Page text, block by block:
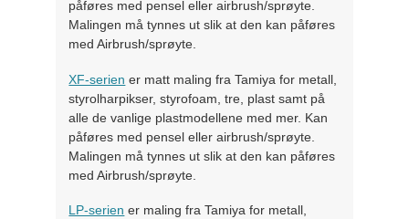
påføres med pensel eller airbrush/sprøyte.
Malingen må tynnes ut slik at den kan påføres
med Airbrush/sprøyte.
XF-serien er matt maling fra Tamiya for metall,
styrolharpikser, styrofoam, tre, plast samt på
alle de vanlige plastmodellene med mer. Kan
påføres med pensel eller airbrush/sprøyte.
Malingen må tynnes ut slik at den kan påføres
med Airbrush/sprøyte.
LP-serien er maling fra Tamiya for metall,